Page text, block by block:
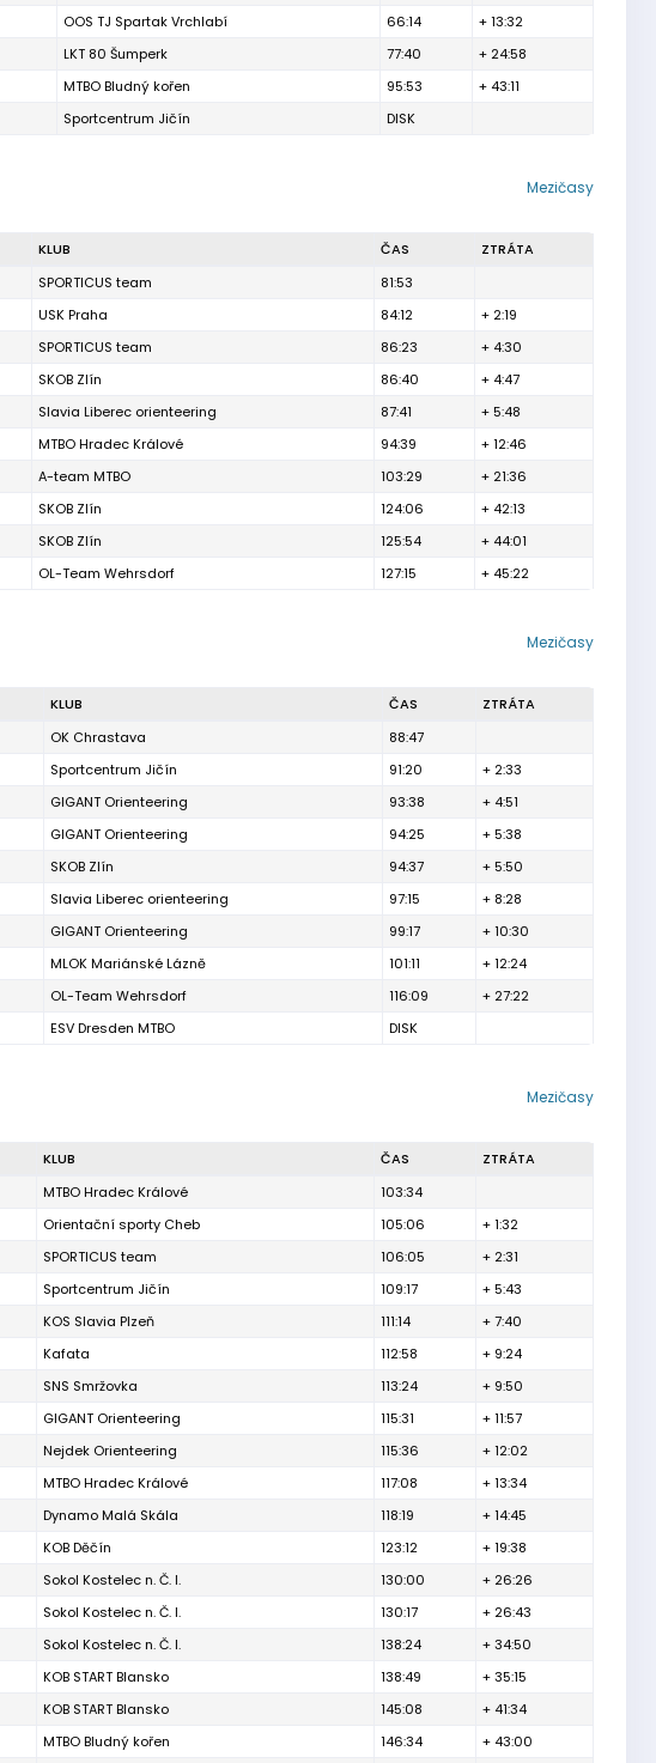
OOS TJ Spartak Vrchlabí 66:14
+ 13:32
LKT 80 Šumperk 77:40
+ 24:58
MTBO Bludný kořen 95:53
+ 43:11
Sportcentrum Jičín DISK
Mezičasy
KLUB ČAS
ZTRÁTA
SPORTICUS team
81:53
USK Praha 84:12
+ 2:19
SPORTICUS team 86:23
+ 4:30
SKOB Zlín 86:40
+ 4:47
Slavia Liberec orienteering 87:41
+ 5:48
MTBO Hradec Králové 94:39
+ 12:46
A-team MTBO 103:29
+ 21:36
SKOB Zlín 124:06
+ 42:13
SKOB Zlín 125:54
+ 44:01
OL-Team Wehrsdorf 127:15 + 45:22
Mezičasy
KLUB ČAS
ZTRÁTA
OK Chrastava
88:47
Sportcentrum Jičín 91:20
+ 2:33
GIGANT Orienteering 93:38
+ 4:51
GIGANT Orienteering 94:25
+ 5:38
SKOB Zlín 94:37
+ 5:50
Slavia Liberec orienteering 97:15
+ 8:28
GIGANT Orienteering 99:17
+ 10:30
MLOK Mariánské Lázně 101:11
+ 12:24
OL-Team Wehrsdorf 116:09
+ 27:22
ESV Dresden MTBO DISK
Mezičasy
KLUB ČAS
ZTRÁTA
MTBO Hradec Králové
103:34
Orientační sporty Cheb 105:06
+ 1:32
SPORTICUS team 106:05
+ 2:31
Sportcentrum Jičín 109:17
+ 5:43
KOS Slavia Plzeň 111:14
+ 7:40
Kafata 112:58
+ 9:24
SNS Smržovka 113:24
+ 9:50
GIGANT Orienteering 115:31
+ 11:57
Nejdek Orienteering 115:36
+ 12:02
MTBO Hradec Králové 117:08
+ 13:34
Dynamo Malá Skála 118:19
+ 14:45
KOB Děčín 123:12
+ 19:38
Sokol Kostelec n. Č. l. 130:00
+ 26:26
Sokol Kostelec n. Č. l. 130:17
+ 26:43
Sokol Kostelec n. Č. l. 138:24
+ 34:50
KOB START Blansko 138:49
+ 35:15
KOB START Blansko 145:08
+ 41:34
MTBO Bludný kořen 146:34
+ 43:00